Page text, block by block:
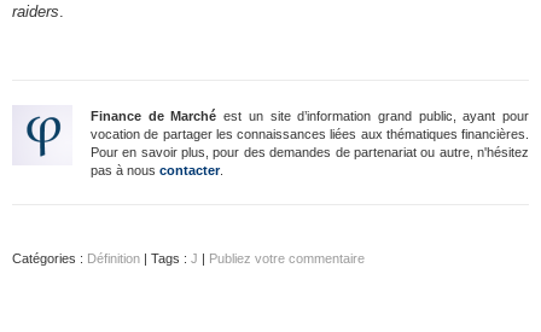
raiders.
Finance de Marché est un site d’information grand public, ayant pour
vocation de partager les connaissances liées aux thématiques financières.
Pour en savoir plus, pour des demandes de partenariat ou autre, n'hésitez
pas à nous contacter.
Catégories : Définition | Tags : J | Publiez votre commentaire